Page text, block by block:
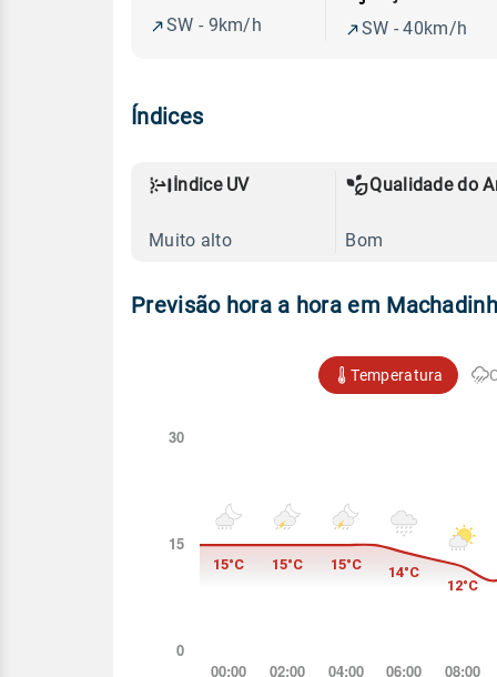
SW - 9km/h
SW - 40km/h
Índices
Índice UV
Muito alto
Qualidade do
Bom
Previsão hora a hora em
Temperatura